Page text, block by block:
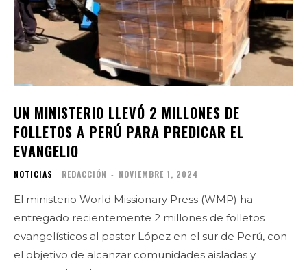
UN MINISTERIO LLEVÓ 2 MILLONES DE
FOLLETOS A PERÚ PARA PREDICAR EL
EVANGELIO
NOTICIAS REDACCIÓN - NOVIEMBRE 1, 2024
El ministerio World Missionary Press (WMP) ha
entregado recientemente 2 millones de folletos
evangelísticos al pastor López en el sur de Perú, con
el objetivo de alcanzar comunidades aisladas y